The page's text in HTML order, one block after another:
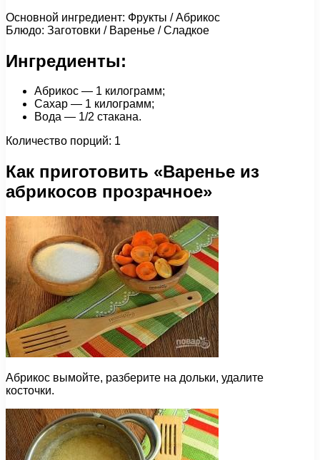
Основной ингредиент: Фрукты / Абрикос
Блюдо: Заготовки / Варенье / Сладкое
Ингредиенты:
Абрикос — 1 килограмм;
Сахар — 1 килограмм;
Вода — 1/2 стакана.
Количество порций: 1
Как приготовить «Варенье из
абрикосов прозрачное»
Абрикос вымойте, разберите на дольки, удалите
косточки.